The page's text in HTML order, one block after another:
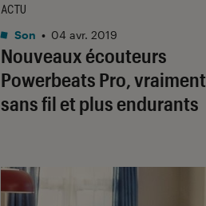
Nouveaux écouteurs
Powerbeats Pro, vraiment
sans fil et plus endurants
ACTU
Son • 04 avr. 2019